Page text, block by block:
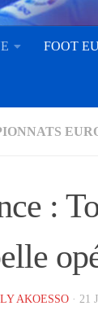
FOOT
:
AKOESSO · 21